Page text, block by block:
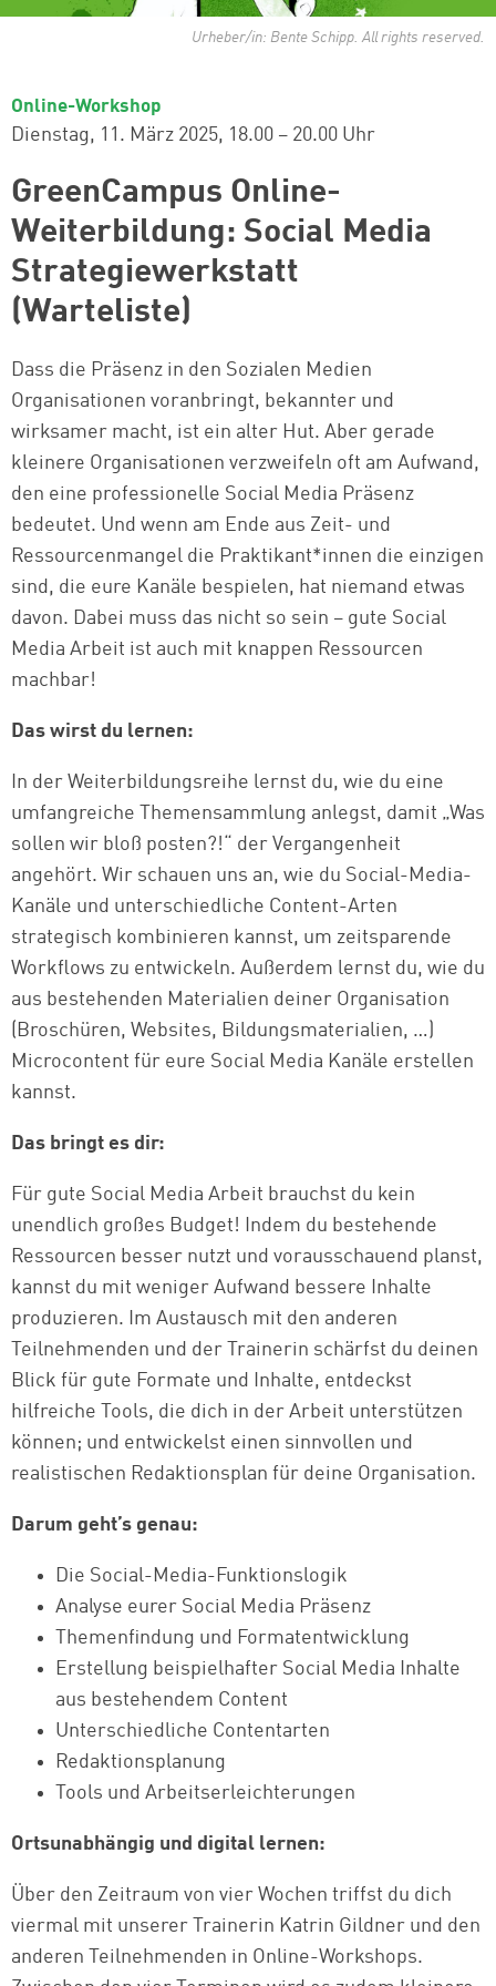
Urheber/in: Bente Schipp. All rights reserved.
Online-Workshop
Dienstag, 11. März 2025 18.00 – 20.00 Uhr
GreenCampus Online-
Weiterbildung: Social Media
Strategiewerkstatt
(Warteliste)
Dass die Präsenz in den Sozialen Medien
Organisationen voranbringt, bekannter und
wirksamer macht, ist ein alter Hut. Aber gerade
kleinere Organisationen verzweifeln oft am Aufwand,
den eine professionelle Social Media Präsenz
bedeutet. Und wenn am Ende aus Zeit- und
Ressourcenmangel die Praktikant*innen die einzigen
sind, die eure Kanäle bespielen, hat niemand etwas
davon. Dabei muss das nicht so sein – gute Social
Media Arbeit ist auch mit knappen Ressourcen
machbar!
Das wirst du lernen:
In der Weiterbildungsreihe lernst du, wie du eine
umfangreiche Themensammlung anlegst, damit „Was
sollen wir bloß posten?!“ der Vergangenheit
angehört. Wir schauen uns an, wie du Social-Media-
Kanäle und unterschiedliche Content-Arten
strategisch kombinieren kannst, um zeitsparende
Workflows zu entwickeln. Außerdem lernst du, wie du
aus bestehenden Materialien deiner Organisation
(Broschüren, Websites, Bildungsmaterialien, …)
Microcontent für eure Social Media Kanäle erstellen
kannst.
Das bringt es dir:
Für gute Social Media Arbeit brauchst du kein
unendlich großes Budget! Indem du bestehende
Ressourcen besser nutzt und vorausschauend planst,
kannst du mit weniger Aufwand bessere Inhalte
produzieren. Im Austausch mit den anderen
Teilnehmenden und der Trainerin schärfst du deinen
Blick für gute Formate und Inhalte, entdeckst
hilfreiche Tools, die dich in der Arbeit unterstützen
können; und entwickelst einen sinnvollen und
realistischen Redaktionsplan für deine Organisation.
Darum geht’s genau:
Die Social-Media-Funktionslogik
Analyse eurer Social Media Präsenz
Themenfindung und Formatentwicklung
Erstellung beispielhafter Social Media Inhalte
aus bestehendem Content
Unterschiedliche Contentarten
Redaktionsplanung
Tools und Arbeitserleichterungen
Ortsunabhängig und digital lernen:
Über den Zeitraum von vier Wochen triffst du dich
viermal mit unserer Trainerin Katrin Gildner und den
anderen Teilnehmenden in Online-Workshops.